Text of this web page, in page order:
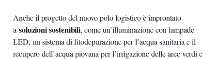
Anche il progetto del nuovo polo logistico è improntato
a soluzioni sostenibili, come un’illuminazione con lampade
LED, un sistema di fitodepurazione per l’acqua sanitaria e il
recupero dell’acqua piovana per l’irrigazione delle aree verdi e